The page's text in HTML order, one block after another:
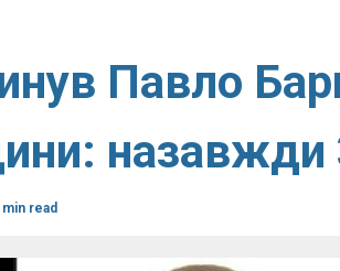
Павло
назавжди
min read